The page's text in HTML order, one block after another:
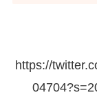
https://